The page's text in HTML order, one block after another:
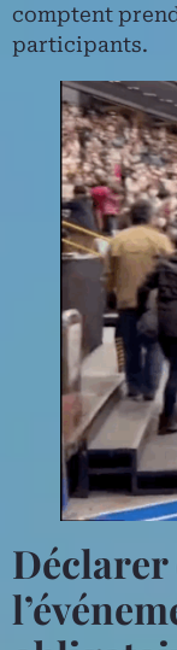
comptent
participants.